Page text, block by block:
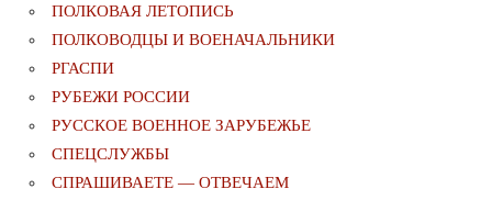
ПОЛКОВАЯ ЛЕТОПИСЬ
ПОЛКОВОДЦЫ И ВОЕНАЧАЛЬНИКИ
РГАСПИ
РУБЕЖИ РОССИИ
РУССКОЕ ВОЕННОЕ ЗАРУБЕЖЬЕ
СПЕЦСЛУЖБЫ
СПРАШИВАЕТЕ — ОТВЕЧАЕМ